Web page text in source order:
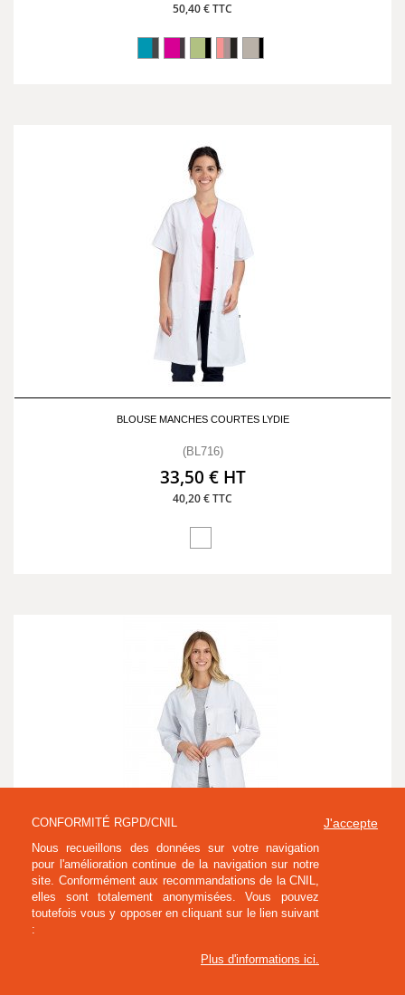
CONFORMITÉ RGPD/CNIL
Nous recueillons des données sur votre navigation
pour l'amélioration continue de la navigation sur notre
site. Conformément aux recommandations de la CNIL,
elles sont totalement anonymisées. Vous pouvez
toutefois vous y opposer en cliquant sur le lien suivant
:
Plus d'informations ici.
J'accepte
50,40 € TTC
BLOUSE MANCHES COURTES LYDIE
(BL716)
33,50 € HT
40,20 € TTC
BLOUSE MANCHES LONGUES LYDIE
35,50 € HT